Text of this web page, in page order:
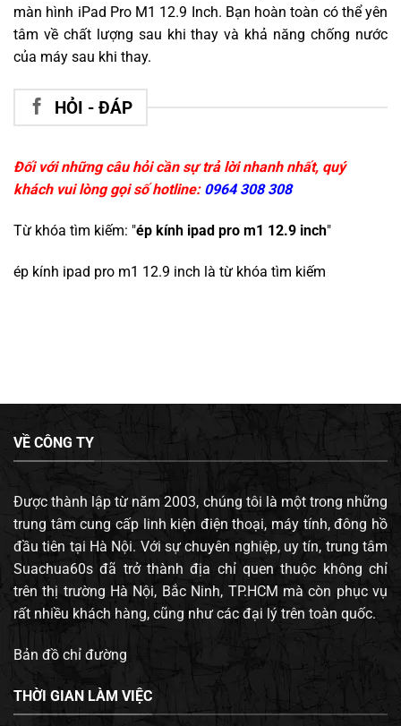
màn hình iPad Pro M1 12.9 Inch. Bạn hoàn toàn có thể yên
tâm về chất lượng sau khi thay và khả năng chống nước
của máy sau khi thay.
HỎI - ĐÁP
Đối với những câu hỏi cần sự trả lời nhanh nhất, quý
khách vui lòng gọi số hotline: 0964 308 308
Từ khóa tìm kiếm: "ép kính ipad pro m1 12.9 inch"
ép kính ipad pro m1 12.9 inch là từ khóa tìm kiếm
VỀ CÔNG TY
Được thành lập từ năm 2003, chúng tôi là một trong những
trung tâm cung cấp linh kiện điện thoại, máy tính, đông hồ
đầu tiên tại Hà Nội. Với sự chuyên nghiệp, uy tín, trung tâm
Suachua60s đã trở thành địa chỉ quen thuộc không chỉ
trên thị trường Hà Nội, Bắc Ninh, TP.HCM mà còn phục vụ
rất nhiều khách hàng, cũng như các đại lý trên toàn quốc.
Bản đồ chỉ đường
THỜI GIAN LÀM VIỆC